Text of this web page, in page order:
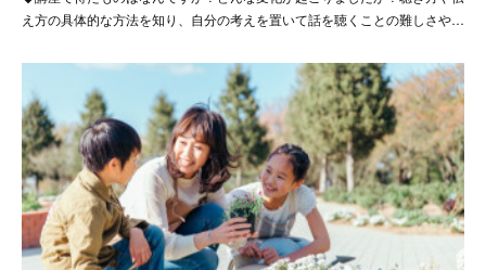
え方の具体的な方法を知り、自分の考えを置いて話を聴くことの難しさや…